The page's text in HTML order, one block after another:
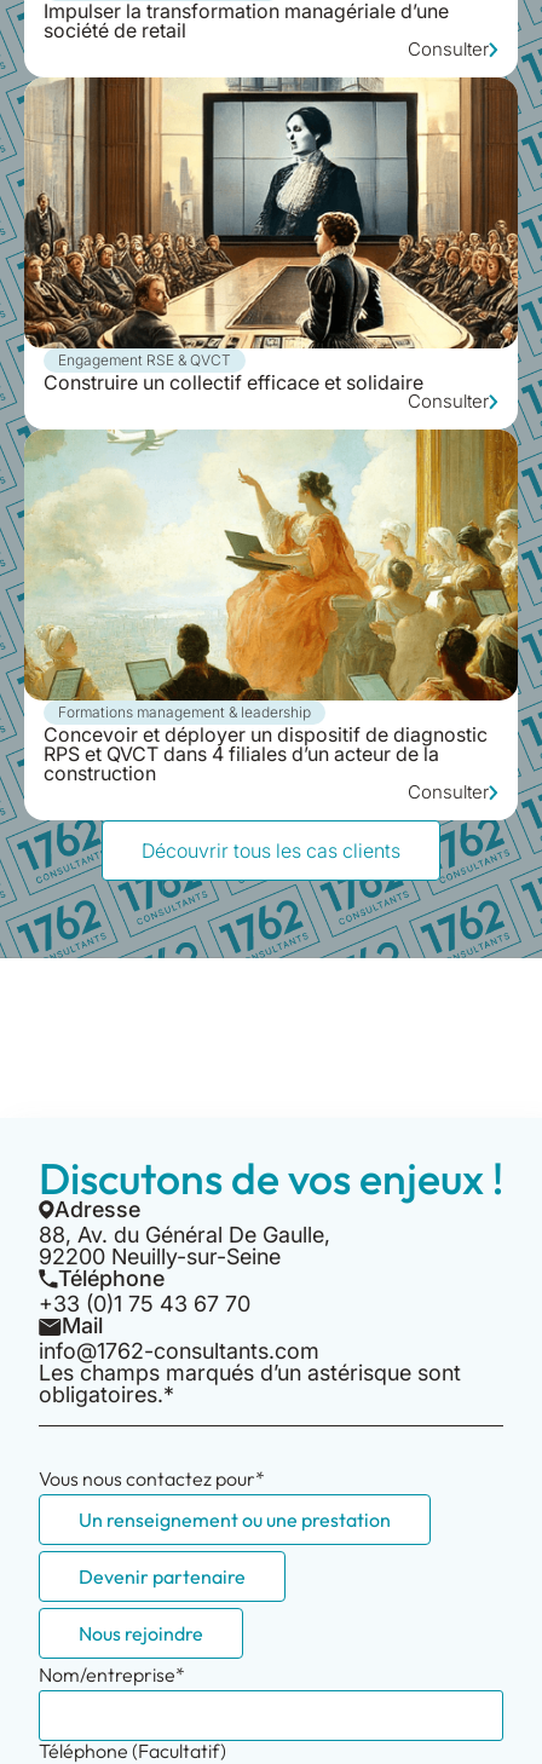
Impulser la transformation managériale d’une
société de retail
Consulter
Engagement RSE & QVCT
Construire un collectif efficace et solidaire
Consulter
Formations management & leadership
Concevoir et déployer un dispositif de diagnostic
RPS et QVCT dans 4 filiales d’un acteur de la
construction
Consulter
Découvrir tous les cas clients
Discutons de vos enjeux !
Adresse
88, Av. du Général De Gaulle,
92200 Neuilly-sur-Seine
Téléphone
+33 (0)1 75 43 67 70
Mail
info@1762-consultants.com
Les champs marqués d’un astérisque sont
obligatoires.*
Vous nous contactez pour*
Un renseignement ou une prestation
Devenir partenaire
Nous rejoindre
Nom/entreprise*
Téléphone (Facultatif)